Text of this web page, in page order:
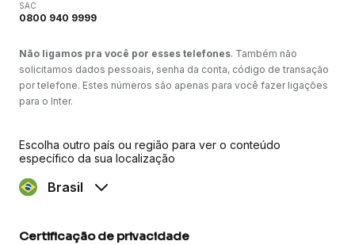
SAC
0800 940 9999
Não ligamos pra você por esses telefones. Também não
solicitamos dados pessoais, senha da conta, código de transação
por telefone. Estes números são apenas para você fazer ligações
para o Inter.
Escolha outro país ou região para ver o conteúdo
específico da sua localização
Brasil
Certificação de privacidade